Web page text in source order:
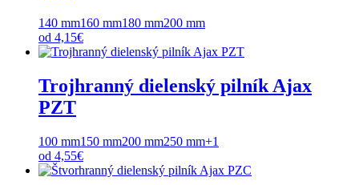
140 mm160 mm180 mm200 mm
od 4,15€
Trojhranný dielenský pilník Ajax
PZT
100 mm150 mm200 mm250 mm+1
od 4,55€